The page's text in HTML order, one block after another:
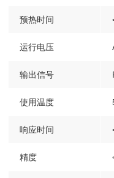
预热时间
运行电压
输出信号
使用温度
响应时间
精度